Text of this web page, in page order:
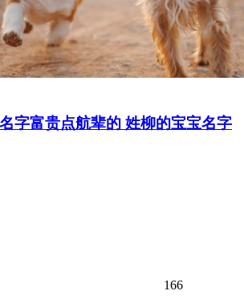
字富贵点航辈的 姓柳的宝宝名字
166